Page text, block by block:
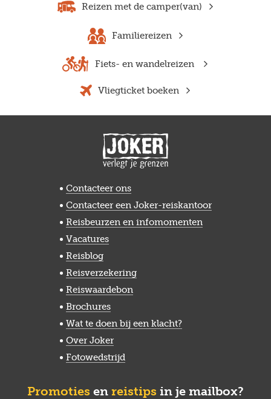
Reizen met de camper(van)
Familiereizen
Fiets- en wandelreizen
Vliegticket boeken
Contacteer ons
Contacteer een Joker-reiskantoor
Reisbeurzen en infomomenten
Vacatures
Reisblog
Reisverzekering
Reiswaardebon
Brochures
Wat te doen bij een klacht?
Over Joker
Fotowedstrijd
Promoties en reistips in je mailbox?